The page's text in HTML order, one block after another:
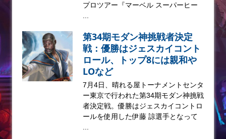
プロツアー『マーベル スーパーヒー
第34期モダン神挑戦者決定
戦：優勝はジェスカイコント
ロール、トップ8には親和や
LOなど
7月4日、晴れる屋トーナメントセンタ
ー東京で行われた第34期モダン神挑戦
者決定戦。優勝はジェスカイコントロ
ールを使用した伊藤 諒選手となって